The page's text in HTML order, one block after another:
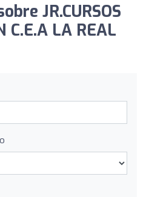
JR.CURSOS
C.E.A LA REAL